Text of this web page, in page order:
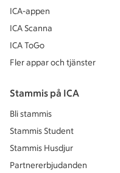
ICA-appen
ICA Scanna
ICA ToGo
Fler appar och tjänster
Stammis på ICA
Bli stammis
Stammis Student
Stammis Husdjur
Partnererbjudanden